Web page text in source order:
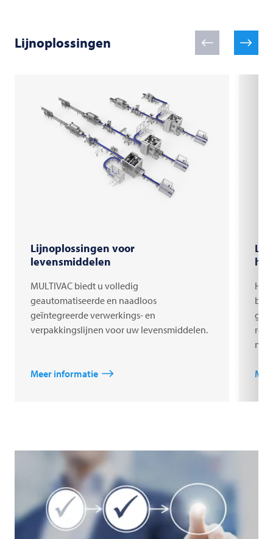
Lijnoplossingen
Lijnoplossingen voor
levensmiddelen
MULTIVAC biedt u volledig
geautomatiseerde en naadloos
geïntegreerde verwerkings- en
verpakkingslijnen voor uw levensmiddelen.
Meer informatie
Het